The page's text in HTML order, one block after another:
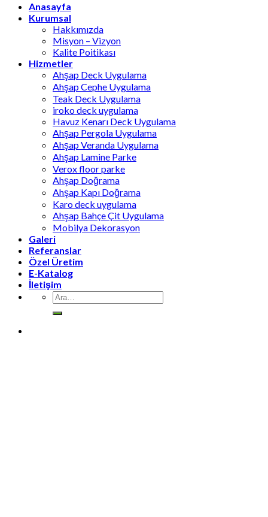
Anasayfa
Kurumsal
Hakkımızda
Misyon – Vizyon
Kalite Poitikası
Hizmetler
Ahşap Deck Uygulama
Ahşap Cephe Uygulama
Teak Deck Uygulama
iroko deck uygulama
Havuz Kenarı Deck Uygulama
Ahşap Pergola Uygulama
Ahşap Veranda Uygulama
Ahşap Lamine Parke
Verox floor parke
Ahşap Doğrama
Ahşap Kapı Doğrama
Karo deck uygulama
Ahşap Bahçe Çit Uygulama
Mobilya Dekorasyon
Galeri
Referanslar
Özel Üretim
E-Katalog
İletişim